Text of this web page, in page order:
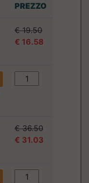
PREZZO
€ 19.50
€ 16.58
€ 36.50
€ 31.03